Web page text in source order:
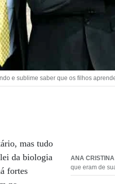
e sublime saber que os filhos
ANA CRISTINA
que eram de
mas tudo
da biologia
fortes